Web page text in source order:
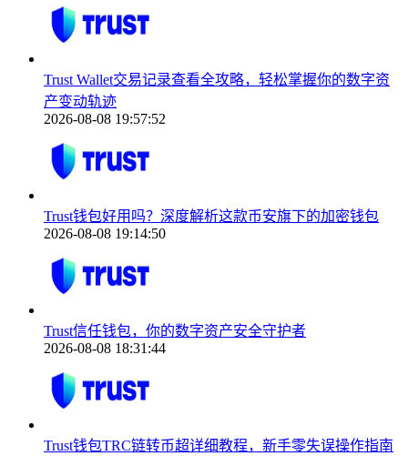
Trust Wallet交易记录查看全攻略，轻松掌握你的数字资
产变动轨迹
2026-08-08 19:57:52
Trust钱包好用吗？深度解析这款币安旗下的加密钱包
2026-08-08 19:14:50
Trust信任钱包，你的数字资产安全守护者
2026-08-08 18:31:44
Trust钱包TRC链转币超详细教程，新手零失误操作指南